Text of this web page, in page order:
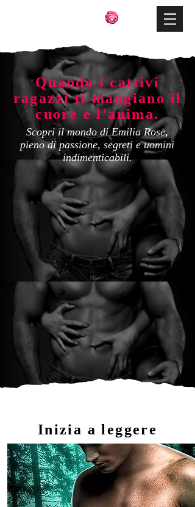
Quando i cattivi
ragazzi ti mangiano il
cuore e l'anima.
Scopri il mondo di Emilia Rose,
pieno di passione, segreti e uomini
indimenticabili.
Inizia a leggere